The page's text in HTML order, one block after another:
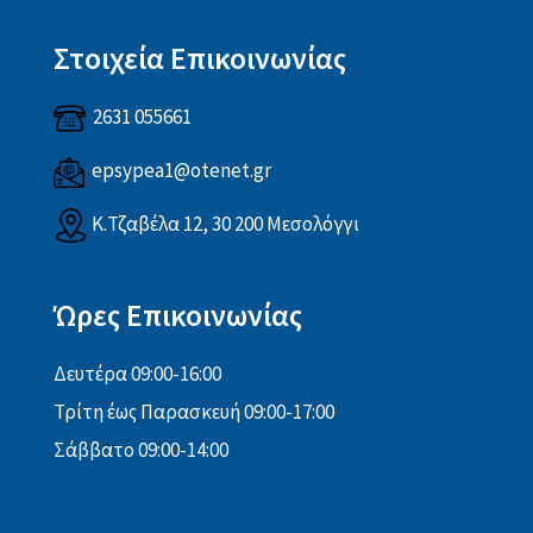
Στοιχεία Επικοινωνίας
2631 055661
epsypea1@otenet.gr
Κ.Τζαβέλα 12, 30 200 Μεσολόγγι
Ώρες Επικοινωνίας
Δευτέρα 09:00-16:00
Τρίτη έως Παρασκευή 09:00-17:00
Σάββατο 09:00-14:00